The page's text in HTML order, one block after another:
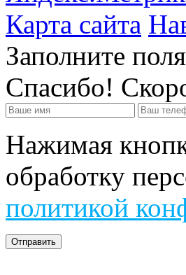
Карта сайта
Заполните поля
Спасибо!
Нажимая
обработку
политикой
Отправить